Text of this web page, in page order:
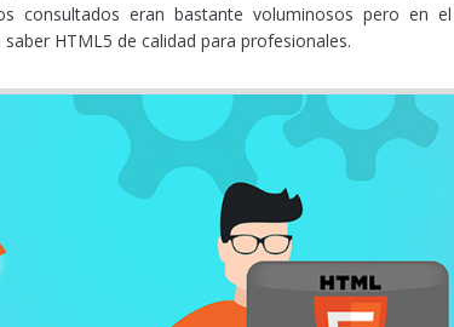
consultados eran bastante voluminosos pero en
HTML5 de calidad para profesionales.